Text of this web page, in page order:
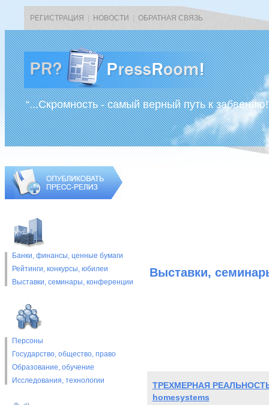
РЕГИСТРАЦИЯ НОВОСТИ ОБРАТНАЯ СВЯЗЬ
“...Скромность - самый верный путь к
Банки, финансы, ценные бумаги
Рейтинги, конкурсы, юбилеи
Выставки, cеминары, конференции
Персоны
Государство, общество, право
Образование, обучение
Исследования, технологии
Выставки,
ТРЕХМЕРНАЯ
homesystems